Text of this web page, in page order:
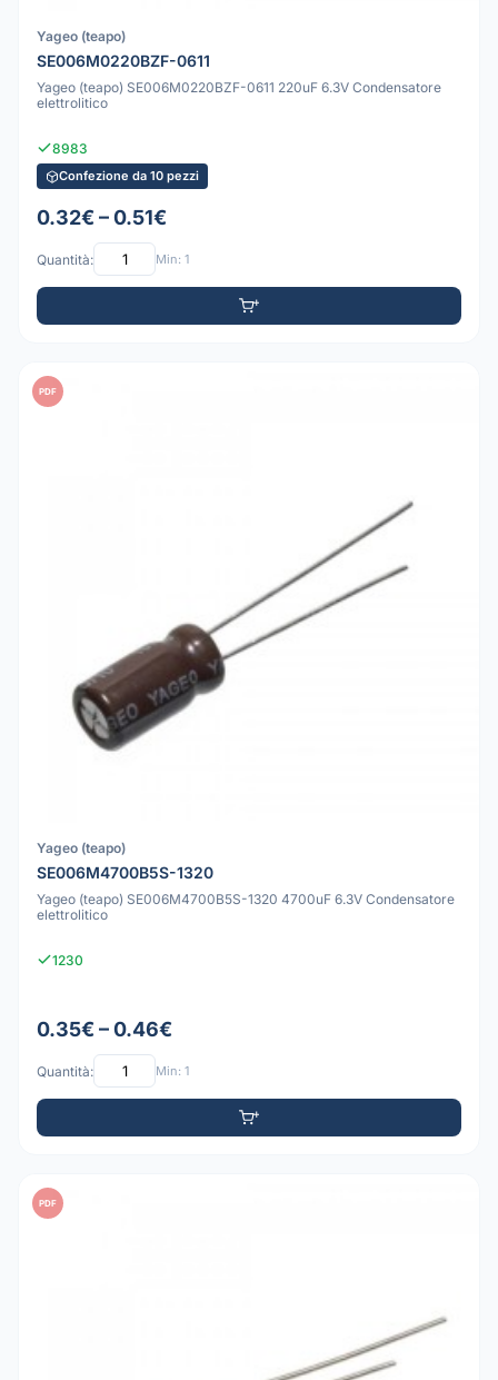
Yageo (teapo)
SE006M0220BZF-0611
Yageo (teapo) SE006M0220BZF-0611 220uF 6.3V Condensatore
elettrolitico
8983
Confezione da 10 pezzi
0.32€ – 0.51€
Quantità: Min: 1
PDF
Yageo (teapo)
SE006M4700B5S-1320
Yageo (teapo) SE006M4700B5S-1320 4700uF 6.3V Condensatore
elettrolitico
1230
0.35€ – 0.46€
Quantità: Min: 1
PDF